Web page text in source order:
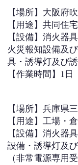
【場所】大阪府
【用途】共同住
【設備】消火器
火災報知設備及
具・誘導灯及び
【作業時間】1日
【場所】兵庫県
【用途】工場・
【設備】消火器
設備・誘導灯及
（非常電源専用